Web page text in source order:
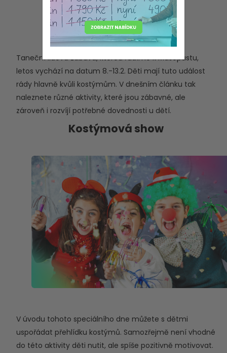
Karneval
středa 31. ledna 2024
Taneční lidová zábava, kterou řadíme k Masopustu,
letos vychází na datum 8.-13.2. Děti mají tuto událost
rády hlavně kvůli kostýmům. V dnešním článku tak
naleznete různé aktivity, které jsou zábavné, ale
zároveň i rozvíjí potřebné dovednosti u dětí.
Kostýmová show
V úvodu tohoto speciálního dne můžete s dětmi
uspořádat přehlídku kostýmů. Samozřejmě není vhodné
do této aktivity děti nutit, ale spíše pozitivně motivovat.